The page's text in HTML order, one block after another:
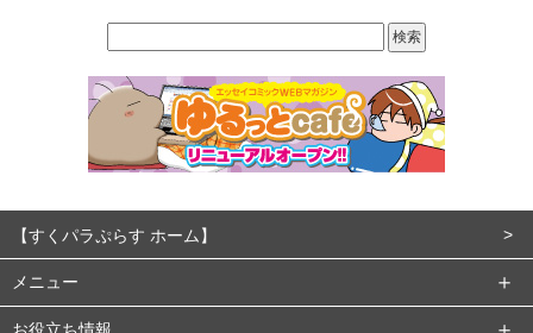
メニュー
【すくパラぷらす ホーム】